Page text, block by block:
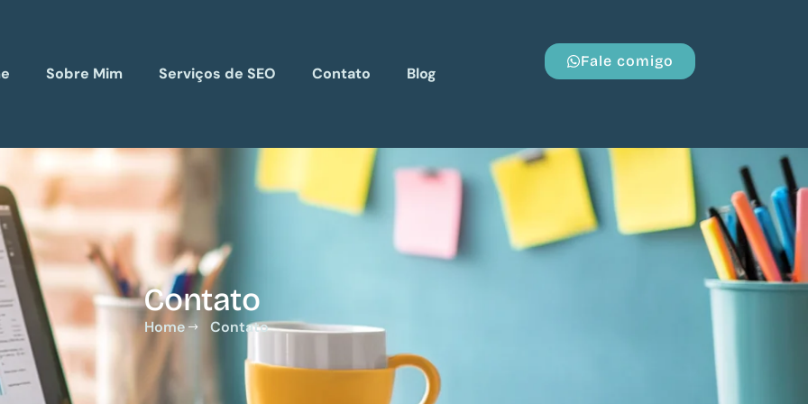
Sobre Mim Serviços de SEO Contato Blog
Fale comigo
Contato
Home Contato